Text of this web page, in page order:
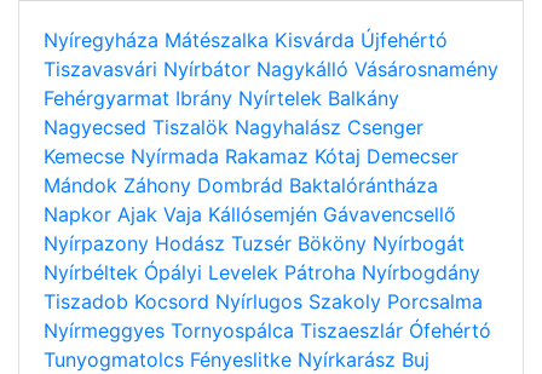
Nyíregyháza Mátészalka Kisvárda Újfehértó
Tiszavasvári Nyírbátor Nagykálló Vásárosnamény
Fehérgyarmat Ibrány Nyírtelek Balkány
Nagyecsed Tiszalök Nagyhalász Csenger
Kemecse Nyírmada Rakamaz Kótaj Demecser
Mándok Záhony Dombrád Baktalórántháza
Napkor Ajak Vaja Kállósemjén Gávavencsellő
Nyírpazony Hodász Tuzsér Bököny Nyírbogát
Nyírbéltek Ópályi Levelek Pátroha Nyírbogdány
Tiszadob Kocsord Nyírlugos Szakoly Porcsalma
Nyírmeggyes Tornyospálca Tiszaeszlár Ófehértó
Tunyogmatolcs Fényeslitke Nyírkarász Buj